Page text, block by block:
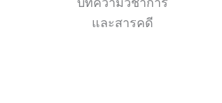
และสารคดี